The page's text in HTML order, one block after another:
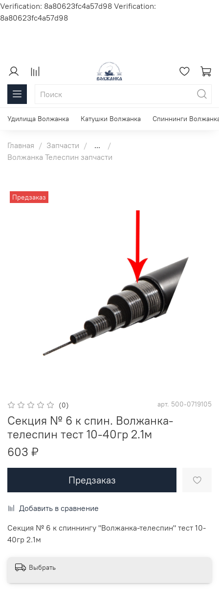
Verification: 8a80623fc4a57d98 Verification:
8a80623fc4a57d98
Удилища Волжанка Катушки Волжанка Спиннинги
Главная Запчасти
...
Волжанка Телеспин запчасти
Предзаказ
(0) арт. 500-0719105
Секция № 6 к спин. Волжанка-
телеспин тест 10-40гр 2.1м
603 ₽
Предзаказ
Добавить в сравнение
Секция № 6 к спиннингу "Волжанка-телеспин" тест 10-
40гр 2.1м
Выбрать